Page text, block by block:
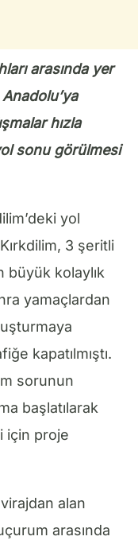
arasında yer
hızla
sonu görülmesi
yol
3 şeritli
büyük kolaylık
yamaçlardan
kapatılmıştı.
sorunun
başlatılarak
için proje
alan
arasında